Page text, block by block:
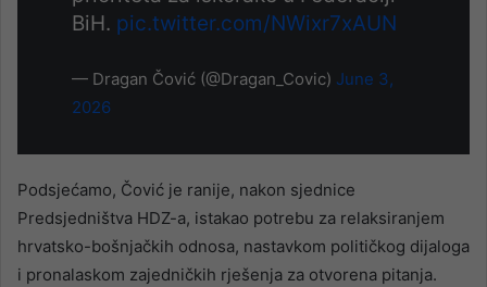
BiH. pic.twitter.com/NWixr7xAUN
— Dragan Čović (@Dragan_Covic) June 3,
2026
Podsjećamo, Čović je ranije, nakon sjednice
Predsjedništva HDZ-a, istakao potrebu za relaksiranjem
hrvatsko-bošnjačkih odnosa, nastavkom političkog dijaloga
i pronalaskom zajedničkih rješenja za otvorena pitanja.